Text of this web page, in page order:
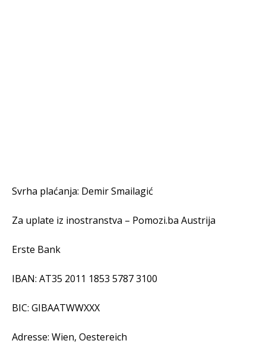
Svrha plaćanja: Demir Smailagić
Za uplate iz inostranstva – Pomozi.ba Austrija
Erste Bank
IBAN: AT35 2011 1853 5787 3100
BIC: GIBAATWWXXX
Adresse: Wien, Oestereich